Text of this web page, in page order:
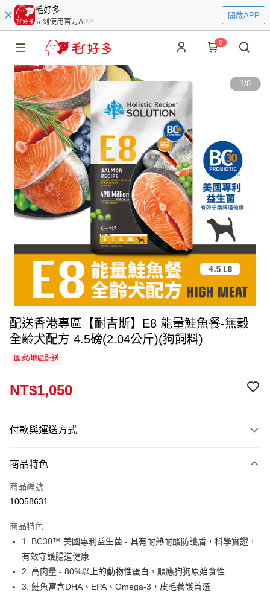
毛好多
立刻使用官方APP
開啟APP
0
1/8
配送香港專區【耐吉斯】E8 能量鮭魚餐-無穀
全齡犬配方 4.5磅(2.04公斤)(狗飼料)
國家/地區配送
NT$1,050
付款與運送方式
信用卡一次付款
運送方式
香港專區
商品特色
商品編號
10058631
商品特色
1. BC30™ 美國專利益生菌 - 具有耐熱耐酸防護盾，科學實證，
有效守護腸道健康
2. 高肉量 - 80%以上的動物性蛋白，順應狗狗原始食性
3. 鮭魚富含DHA、EPA、Omega-3，皮毛養護首選